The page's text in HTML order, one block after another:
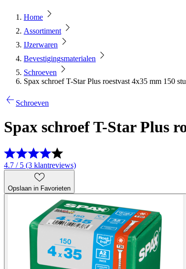
Home
Assortiment
IJzerwaren
Bevestigingsmaterialen
Schroeven
Spax schroef T-Star Plus roestvast 4x35 mm 150
Schroeven
Spax schroef T-Star Plus
4.7 / 5 (3 klantreviews)
Opslaan in Favorieten